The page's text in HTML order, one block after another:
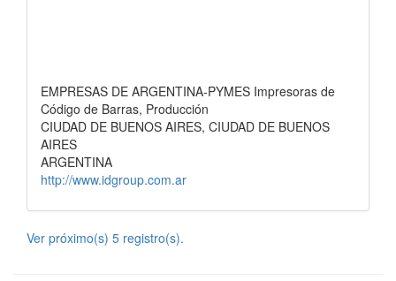
EMPRESAS DE ARGENTINA-PYMES Impresoras de
Código de Barras, Producción
CIUDAD DE BUENOS AIRES, CIUDAD DE BUENOS
AIRES
ARGENTINA
http://www.idgroup.com.ar
Ver próximo(s) 5 registro(s).